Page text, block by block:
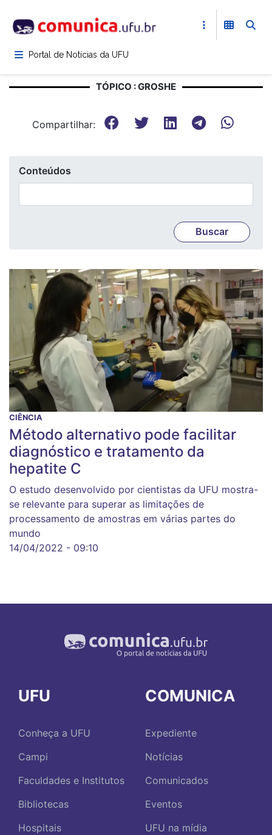
para
conteúdoPortal de Notícias da UFU
TÓPICO : GROSHE
Compartilhar:
Conteúdos
CIÊNCIA
Método alternativo pode facilitar
diagnóstico e tratamento da
hepatite C
O estudo desenvolvido por cientistas da UFU mostra-
se relevante para superar as limitações de
processamento de amostras em várias partes do
mundo
14/04/2022 - 09:10
UFU
Conheça a UFU
Campi
Faculdades e Institutos
Bibliotecas
Hospitais
COMUNICA
Expediente
Notícias
Comunicados
Eventos
UFU na mídia